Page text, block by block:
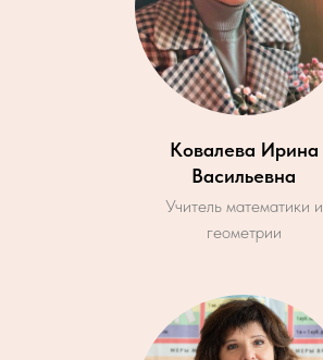
Ковалева Ирина
Васильевна
Учитель математики и
геометрии